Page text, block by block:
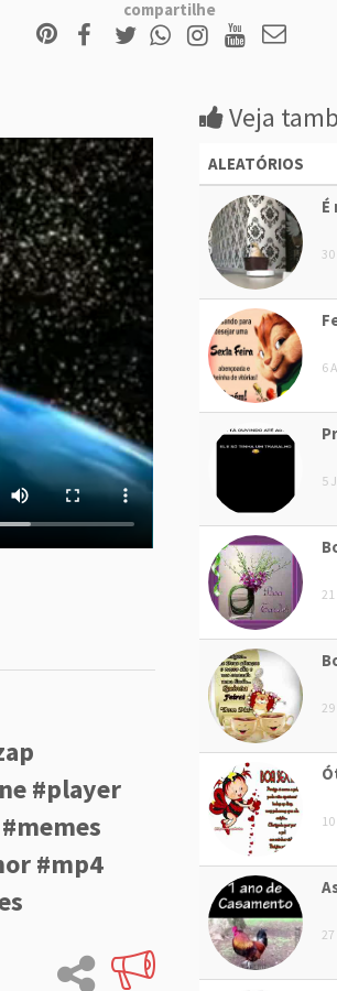
compartilhe
#player
#mp4
Veja
ALEATÓRIOS
6
5
21